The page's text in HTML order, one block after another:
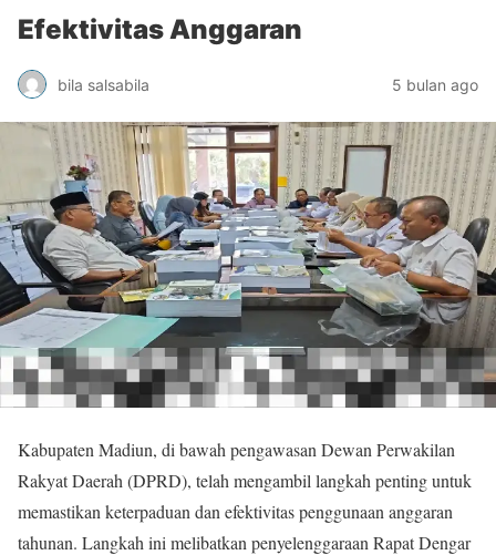
Efektivitas Anggaran
bila salsabila 5 bulan ago
Kabupaten Madiun, di bawah pengawasan Dewan Perwakilan
Rakyat Daerah (DPRD), telah mengambil langkah penting untuk
memastikan keterpaduan dan efektivitas penggunaan anggaran
tahunan. Langkah ini melibatkan penyelenggaraan Rapat Dengar